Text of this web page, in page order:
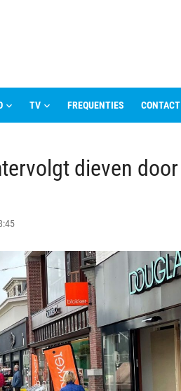
TV FREQUENTIES CONTACT
dieven door